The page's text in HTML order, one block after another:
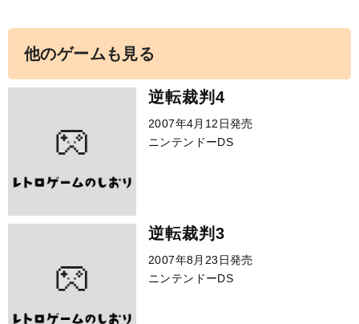
他のゲームも見る
逆転裁判4
2007年4月12日発売
ニンテンドーDS
逆転裁判3
2007年8月23日発売
ニンテンドーDS